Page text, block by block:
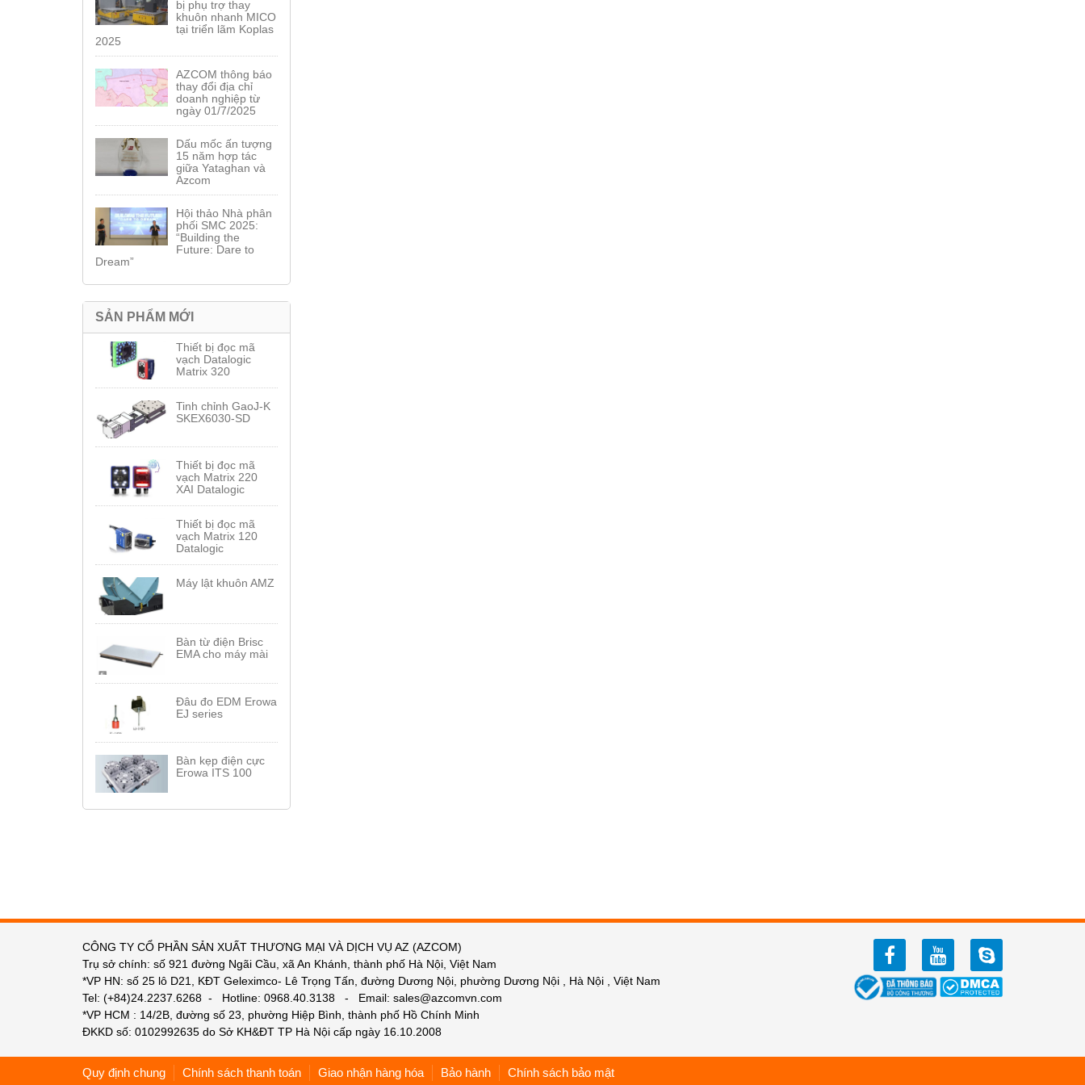
bị phụ trợ thay
khuôn nhanh MICO
tại triển lãm Koplas
2025
AZCOM thông báo
thay đổi địa chỉ
doanh nghiệp từ
ngày 01/7/2025
Dấu mốc ấn tượng
15 năm hợp tác
giữa Yataghan và
Azcom
Hội thảo Nhà phân
phối SMC 2025:
“Building the
Future: Dare to
Dream”
SẢN PHẨM MỚI
Thiết bị đọc mã
vạch Datalogic
Matrix 320
Tinh chỉnh GaoJ-K
SKEX6030-SD
Thiết bị đọc mã
vạch Matrix 220
XAI Datalogic
Thiết bị đọc mã
vạch Matrix 120
Datalogic
Máy lật khuôn AMZ
Bàn từ điện Brisc
EMA cho máy mài
Đâu đo EDM Erowa
EJ series
Bàn kẹp điện cực
Erowa ITS 100
CÔNG TY CỔ PHẦN SẢN XUẤT THƯƠNG MẠI VÀ DỊCH VỤ AZ (AZCOM)
Trụ sở chính: số 921 đường Ngãi Cầu, xã An Khánh, thành phố Hà Nội, Việt Nam
*VP HN: số 25 lô D21, KĐT Geleximco- Lê Trọng Tấn, đường Dương Nội, phường Dương Nội , Hà Nội , Việt Nam
Tel: (+84)24.2237.6268 - Hotline: 0968.40.3138 - Email: sales@azcomvn.com
*VP HCM : 14/2B, đường số 23, phường Hiệp Bình, thành phố Hồ Chính Minh
ĐKKD số: 0102992635 do Sở KH&ĐT TP Hà Nội cấp ngày 16.10.2008
facebookyoutube zalo
Quy định chung Chính sách thanh toán Giao nhận hàng hóa Bảo hành Chính sách bảo mật